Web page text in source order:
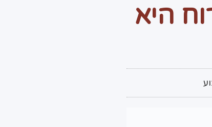
(חלק 1): הרוח היא